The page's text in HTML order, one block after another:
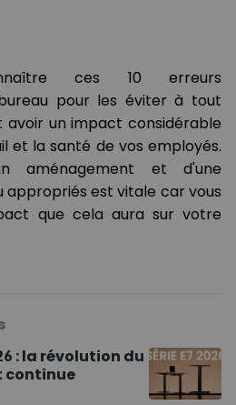
ces 10 erreurs
pour les éviter à tout
avoir un impact considérable
et la santé de vos employés.
aménagement et d'une
est vitale car vous
que cela aura sur votre
: la révolution du
continue